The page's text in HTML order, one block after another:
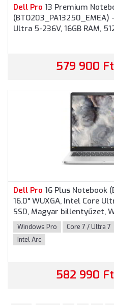
Dell Pro 13 Premium
(BTO203_PA13250_EMEA)
Ultra 5-236V, 16GB RAM,
579 900 Ft
Dell Pro 16 Plus Notebook
16.0" WUXGA, Intel Core
SSD, Magyar billentyűzet,
év garancia, Alumínium
Windows Pro Core 7 / Ultra 7
Intel Arc
582 990 Ft